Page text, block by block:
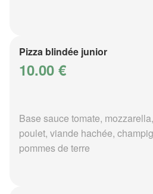
Pizza blindée junior
10.00 €
Base sauce tomate,
poulet, viande hachée,
pommes de terre